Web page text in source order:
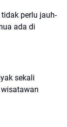
tidak perlu jauh-
ada di
sekali